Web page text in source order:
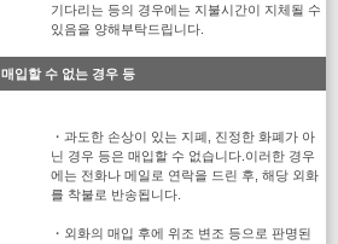
기다리는 등의 경우에는 지불시간이 지체될 수
있음을 양해부탁드립니다.
매입할 수 없는 경우 등
・과도한 손상이 있는 지폐, 진정한 화폐가 아
닌 경우 등은 매입할 수 없습니다.이러한 경우
에는 전화나 메일로 연락을 드린 후, 해당 외화
를 착불로 반송됩니다.
・외화의 매입 후에 위조 변조 등으로 판명된